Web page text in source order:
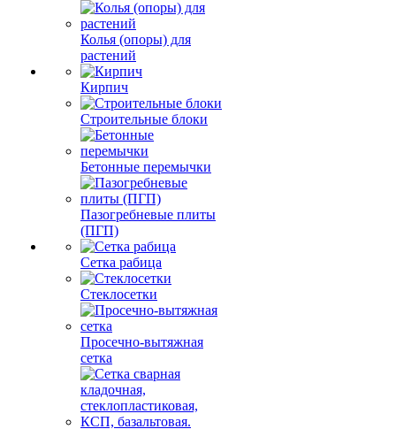
Колья (опоры) для
растений
Кирпич
Строительные блоки
Бетонные перемычки
Пазогребневые плиты
(ПГП)
Сетка рабица
Стеклосетки
Просечно-вытяжная
сетка